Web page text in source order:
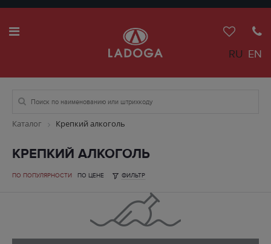
RU EN
Каталог Крепкий алкоголь
КРЕПКИЙ АЛКОГОЛЬ
ПО ПОПУЛЯРНОСТИ ПО ЦЕНЕ ФИЛЬТР